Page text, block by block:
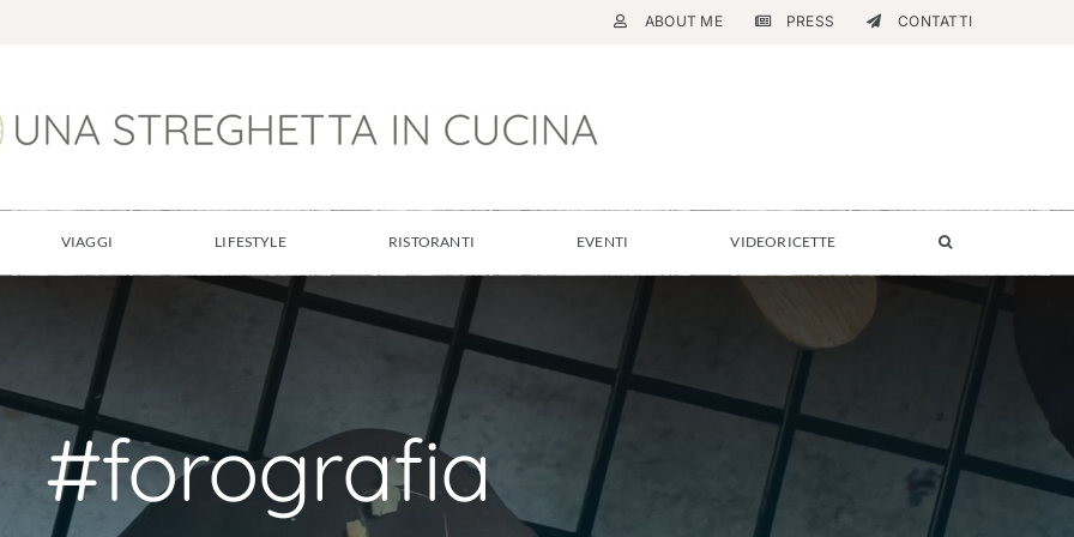
ABOUT ME PRESS CONTATTI
VIAGGI LIFESTYLE RISTORANTI EVENTI VIDEORICETTE
#forografia